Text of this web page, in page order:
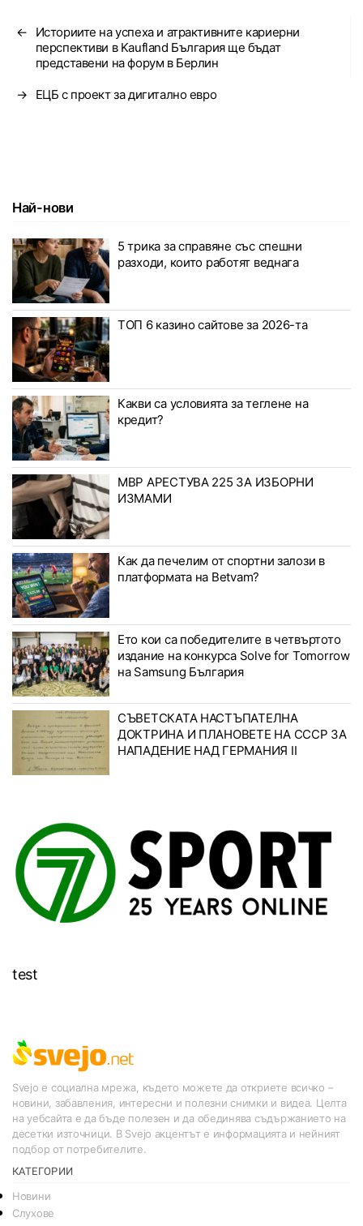
←
Историите на успеха и атрактивните кариерни
перспективи в Kaufland България ще бъдат
представени на форум в Берлин
→ ЕЦБ с проект за дигитално евро
Най-нови
5 трика за справяне със спешни
разходи, които работят веднага
ТОП 6 казино сайтове за 2026-та
Какви са условията за теглене на
кредит?
МВР АРЕСТУВА 225 ЗА ИЗБОРНИ
ИЗМАМИ
Как да печелим от спортни залози в
платформата на Betvam?
Ето кои са победителите в четвъртото
издание на конкурса Solve for Tomorrow
на Samsung България
СЪВЕТСКАТА НАСТЪПАТЕЛНА
ДОКТРИНА И ПЛАНОВЕТЕ НА СССР ЗА
НАПАДЕНИЕ НАД ГЕРМАНИЯ II
test
Svejo е социална мрежа, където можете да откриете всичко –
новини, забавления, интересни и полезни снимки и видеа. Целта
на уебсайта е да бъде полезен и да обединява съдържанието на
десетки източници. В Svejo акцентът е информацията и нейният
подбор от потребителите.
КАТЕГОРИИ
Новини
Слухове